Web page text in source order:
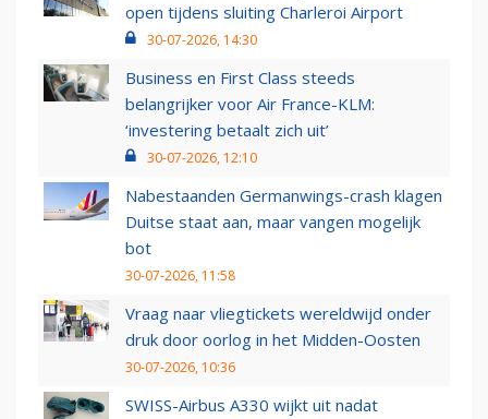
open tijdens sluiting Charleroi Airport
30-07-2026, 14:30
Business en First Class steeds
belangrijker voor Air France-KLM:
‘investering betaalt zich uit’
30-07-2026, 12:10
Nabestaanden Germanwings-crash klagen
Duitse staat aan, maar vangen mogelijk
bot
30-07-2026, 11:58
Vraag naar vliegtickets wereldwijd onder
druk door oorlog in het Midden-Oosten
30-07-2026, 10:36
SWISS-Airbus A330 wijkt uit nadat